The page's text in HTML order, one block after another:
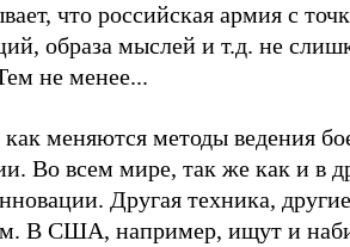
что российская армия с
образа мыслей и т.д. не
не менее...
меняются методы ведения
Во всем мире, так же как и в
Другая техника,
В США, например, ищут и